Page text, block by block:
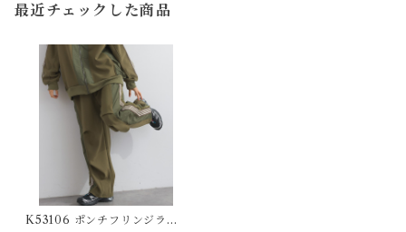
最近チェックした商品
K53106 ポンチフリンジライ